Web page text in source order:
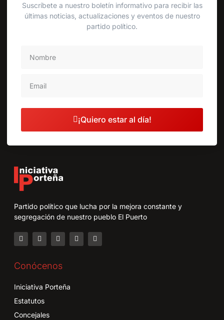
Suscríbete a nuestro boletín informativo para recibir las
últimas noticias, actualizaciones y eventos de nuestro
partido político.
¡Quiero estar al día!
Partido político que lucha por la mejora constante y
segregación de nuestro pueblo El Puerto
Conócenos
Iniciativa Porteña
Estatutos
Concejales